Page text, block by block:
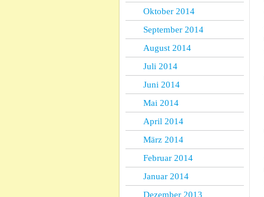
Oktober 2014
September 2014
August 2014
Juli 2014
Juni 2014
Mai 2014
April 2014
März 2014
Februar 2014
Januar 2014
Dezember 2013